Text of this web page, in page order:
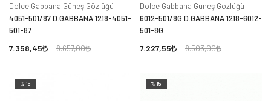
Dolce Gabbana Güneş Gözlüğü
4051-501/87 D.GABBANA 1218-4051-
501-87
7.358,45 8.657,00
Dolce Gabbana Güneş Gözlüğü
6012-501/8G D.GABBANA 1218-6012-
501-8G
7.227,55 8.503,00
%15 %15